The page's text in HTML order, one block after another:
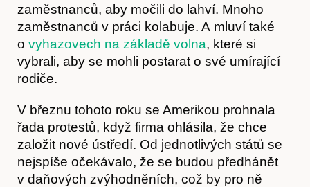
Časopis
zaměstnanců, aby močili do lahví. Mnoho
zaměstnanců v práci kolabuje. A mluví také
o vyhazovech na základě volna, které si
vybrali, aby se mohli postarat o své umírající
rodiče.
V březnu tohoto roku se Amerikou prohnala
řada protestů, když firma ohlásila, že chce
založit nové ústředí. Od jednotlivých států se
nejspíše očekávalo, že se budou předhánět
v daňových zvýhodněních, což by pro ně